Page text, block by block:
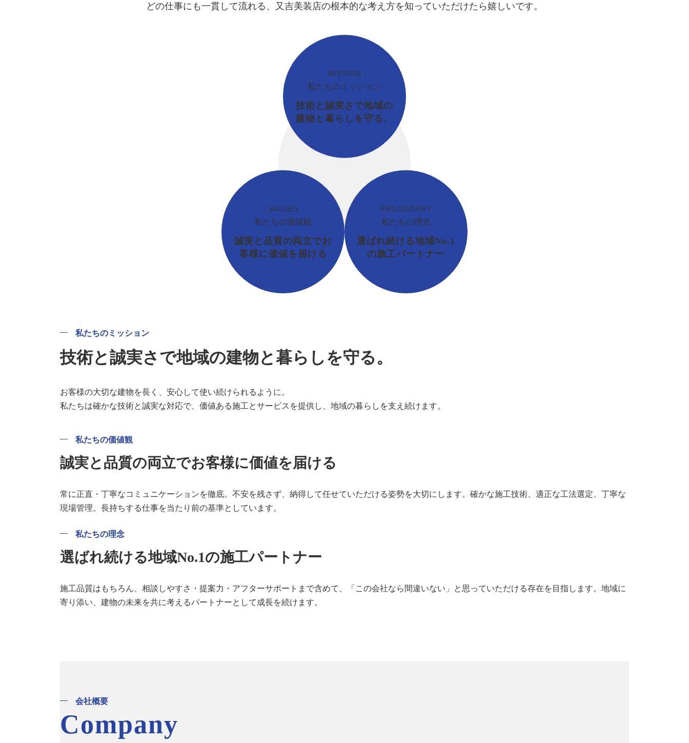
どの仕事にも一貫して流れる、又吉美装店の根本的な考え方を知っていただけたら嬉しいです。
- MISSION -
私たちのミッション
技術と誠実さで地域の
建物と暮らしを守る。
- VALUES -
私たちの価値観
誠実と品質の両立でお
客様に価値を届ける
- PHILOSOPHY -
私たちの理念
選ばれ続ける地域No.1
の施工パートナー
私たちのミッション
技術と誠実さで地域の建物と暮らしを守る。
お客様の大切な建物を長く、安心して使い続けられるように。
私たちは確かな技術と誠実な対応で、価値ある施工とサービスを提供し、地域の暮らしを支え続けます。
私たちの価値観
誠実と品質の両立でお客様に価値を届ける
常に正直・丁寧なコミュニケーションを徹底。不安を残さず、納得して任せていただける姿勢を大切にします。確かな施工技術、適正な工法選定、丁寧な
現場管理。長持ちする仕事を当たり前の基準としています。
私たちの理念
選ばれ続ける地域No.1の施工パートナー
施工品質はもちろん、相談しやすさ・提案力・アフターサポートまで含めて、「この会社なら間違いない」と思っていただける存在を目指します。地域に
寄り添い、建物の未来を共に考えるパートナーとして成長を続けます。
会社概要
Company